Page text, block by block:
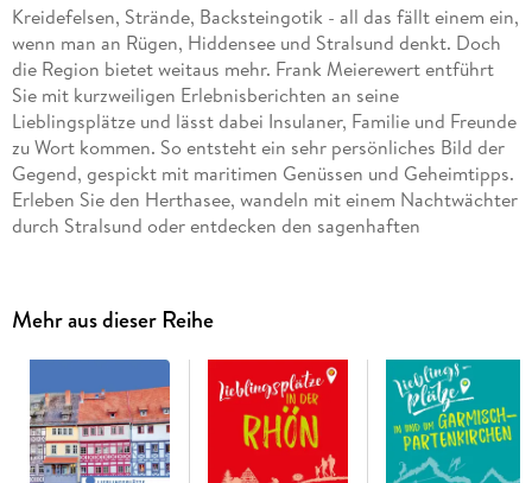
Kreidefelsen, Strände, Backsteingotik - all das fällt einem ein,
wenn man an Rügen, Hiddensee und Stralsund denkt. Doch
die Region bietet weitaus mehr. Frank Meierewert entführt
Sie mit kurzweiligen Erlebnisberichten an seine
Lieblingsplätze und lässt dabei Insulaner, Familie und Freunde
zu Wort kommen. So entsteht ein sehr persönliches Bild der
Gegend, gespickt mit maritimen Genüssen und Geheimtipps.
Erleben Sie den Herthasee, wandeln mit einem Nachtwächter
durch Stralsund oder entdecken den sagenhaften
Mehr aus dieser Reihe